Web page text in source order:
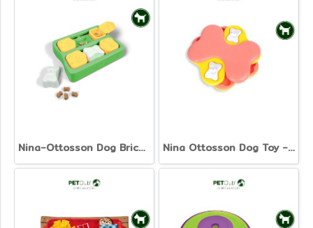
Nina-Ottosson Dog Brick - ของเล่นฝึกทักษะสุนัข รุ่น Dog Brick Nina Ottosson Dog Toy - ของเล่นฝึกทักษะสุนัข รุ่น Tornado Pink